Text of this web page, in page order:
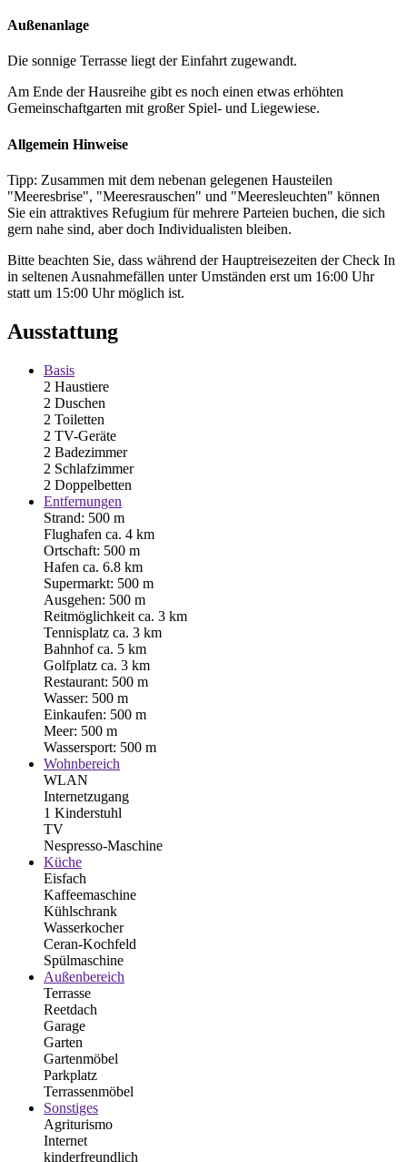
Außenanlage
Die sonnige Terrasse liegt der Einfahrt zugewandt.
Am Ende der Hausreihe gibt es noch einen etwas erhöhten
Gemeinschaftgarten mit großer Spiel- und Liegewiese.
Allgemein Hinweise
Tipp: Zusammen mit dem nebenan gelegenen Hausteilen
"Meeresbrise", "Meeresrauschen" und "Meeresleuchten" können
Sie ein attraktives Refugium für mehrere Parteien buchen, die sich
gern nahe sind, aber doch Individualisten bleiben.
Bitte beachten Sie, dass während der Hauptreisezeiten der Check In
in seltenen Ausnahmefällen unter Umständen erst um 16:00 Uhr
statt um 15:00 Uhr möglich ist.
Ausstattung
Basis
2 Haustiere
2 Duschen
2 Toiletten
2 TV-Geräte
2 Badezimmer
2 Schlafzimmer
2 Doppelbetten
Entfernungen
Strand: 500 m
Flughafen ca. 4 km
Ortschaft: 500 m
Hafen ca. 6.8 km
Supermarkt: 500 m
Ausgehen: 500 m
Reitmöglichkeit ca. 3 km
Tennisplatz ca. 3 km
Bahnhof ca. 5 km
Golfplatz ca. 3 km
Restaurant: 500 m
Wasser: 500 m
Einkaufen: 500 m
Meer: 500 m
Wassersport: 500 m
Wohnbereich
WLAN
Internetzugang
1 Kinderstuhl
TV
Nespresso-Maschine
Küche
Eisfach
Kaffeemaschine
Kühlschrank
Wasserkocher
Ceran-Kochfeld
Spülmaschine
Außenbereich
Terrasse
Reetdach
Garage
Garten
Gartenmöbel
Parkplatz
Terrassenmöbel
Sonstiges
Agriturismo
Internet
kinderfreundlich